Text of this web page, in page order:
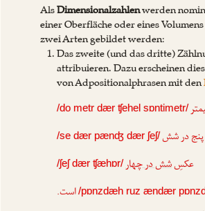
AlsDimensionalzahlenwerden
einer Oberfläche oder eines
zwei Arten gebildet werden:
Das zweite (und das dritte)
attribuieren. Dazu erscheinen
von Adpositionalphrasen mit den
/do metr dær ʧehel sɒntimetr/
در شش/se dær pænʤ dær ʃeʃ/
عکسِشش در چهار/ʃeʃ dær ʧæhɒr/
/pɒnzdæh ruz ændærاست.